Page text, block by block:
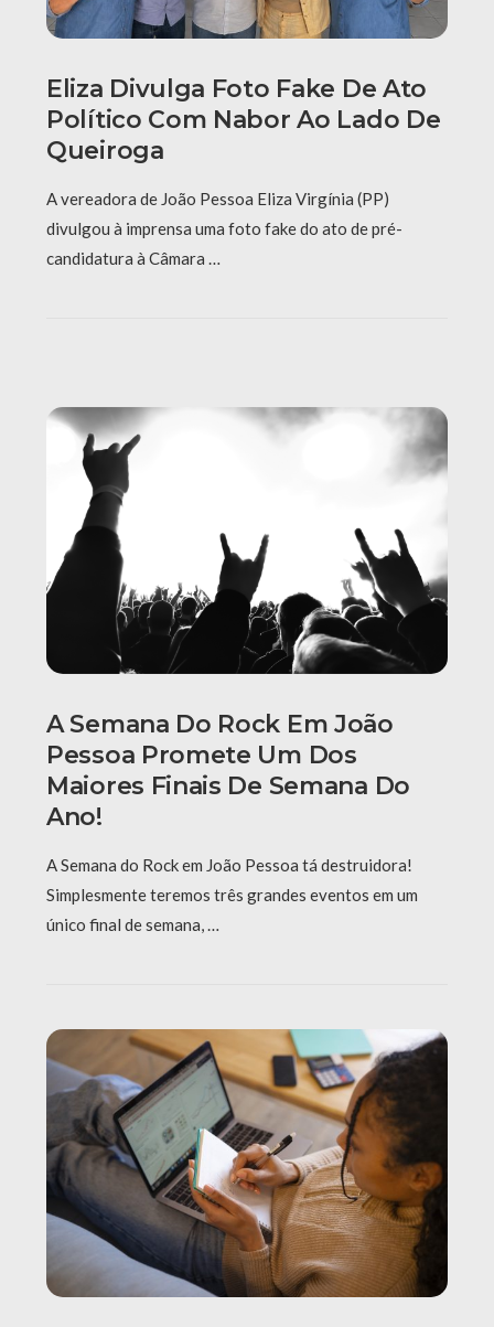
Eliza Divulga Foto Fake De Ato
Político Com Nabor Ao Lado De
Queiroga
A vereadora de João Pessoa Eliza Virgínia (PP)
divulgou à imprensa uma foto fake do ato de pré-
candidatura à Câmara …
A Semana Do Rock Em João
Pessoa Promete Um Dos
Maiores Finais De Semana Do
Ano!
A Semana do Rock em João Pessoa tá destruidora!
Simplesmente teremos três grandes eventos em um
único final de semana, …